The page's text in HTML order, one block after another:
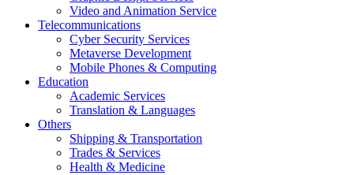
Video and Animation Service
Telecommunications
Cyber Security Services
Metaverse Development
Mobile Phones & Computing
Education
Academic Services
Translation & Languages
Others
Shipping & Transportation
Trades & Services
Health & Medicine